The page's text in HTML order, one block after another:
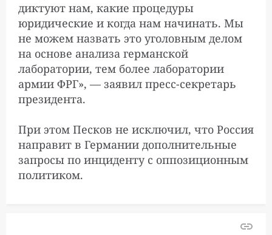
преступления
3:03:00
Германия передала
результаты проб
Навального экспертам
ОЗХО
МИД России заявил о
«развернутой
массированной
дезинформационной
диктуют нам, какие процедуры
юридические и когда нам начинать. Мы
не можем назвать это уголовным делом
на основе анализа германской
лаборатории, тем более лаборатории
армии ФРГ», — заявил пресс-секретарь
президента.
При этом Песков не исключил, что Россия
направит в Германии дополнительные
запросы по инциденту с оппозиционным
политиком.